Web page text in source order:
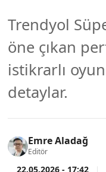
Trendyol
öne çıkan
istikrarlı
detaylar.
Emre Aladağ
Editör
22.05.2026 - 17:42